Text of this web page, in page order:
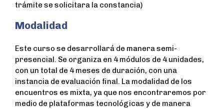
trámite se solicitara la constancia)
Modalidad
Este curso se desarrollará de manera semi-
presencial. Se organiza en 4 módulos de 4 unidades,
con un total de 4 meses de duración, con una
instancia de evaluación final. La modalidad de los
encuentros es mixta, ya que nos encontraremos por
medio de plataformas tecnológicas y de manera